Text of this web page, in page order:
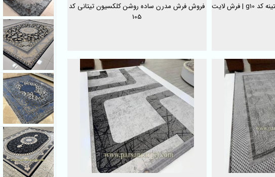
فروش فرش مدرن ساده روشن کلکسیون تیتانی کد
105